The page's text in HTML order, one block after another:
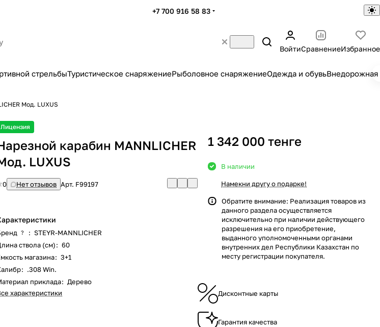
+7 700 916 58 83
ВойтиСравнениеИзбранное
стрельбыТуристическое снаряжениеРыболовное снаряжениеОдежда и обувьВнедорожная
Moд. LUXUS
Лицензия
карабин MANNLICHER
LUXUS
0 Нет отзывов Арт. F99197
? : STEYR-MANNLICHER
ствола (см): 60
магазина: 3+1
: .308 Win.
приклада: Дерево
характеристики
1 342 000 тенге
В наличии
Намекни другу о подарке!
Обратите внимание: Реализация товаров из
данного раздела осуществляется
исключительно при наличии действующего
разрешения на его приобретение,
выданного уполномоченными органами
внутренних дел Республики Казахстан по
месту регистрации покупателя.
Дисконтные карты
Гарантия качества